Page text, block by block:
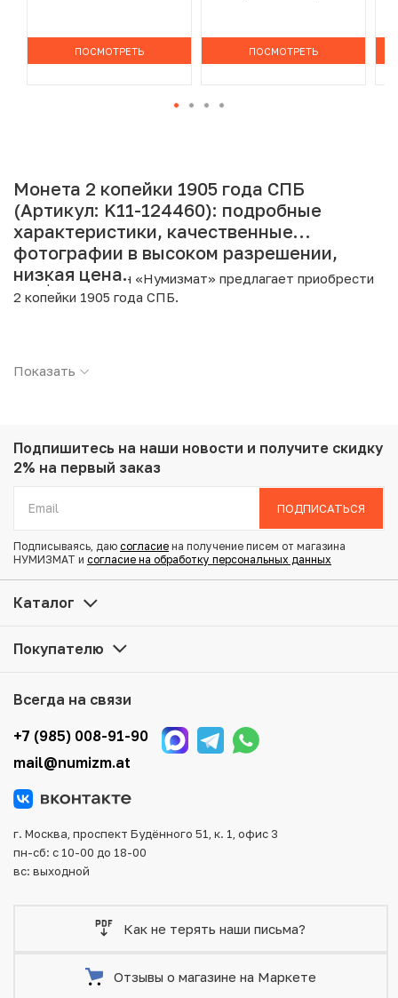
ПОСМОТРЕТЬ ПОСМОТРЕТЬ
Монета 2 копейки 1905 года СПБ
(Артикул: K11-124460): подробные
характеристики, качественные
фотографии в высоком разрешении,
низкая цена.
Интернет магазин «Нумизмат» предлагает приобрести
2 копейки 1905 года СПБ.
Страна: Российская Империя
Металл: Медь
Вес: 6.52 г
Состояние: VF
Купить 2 копейки 1905 года СПБ по привлекательной
цене можно в нашем интернет-магазине — Вам
достаточно оформить заказ на сайте. Все монеты,
Для вашего удобства представлены несколько способов
оплаты и доставки заказа. Все отправления надежно и
тщательно упаковываются, что исключает возможность
повреждения во время доставки.
Показать
Подпишитесь на наши новости и получите скидку
2% на первый заказ
ПОДПИСАТЬСЯ
Подписываясь, даю согласие на получение писем от магазина
НУМИЗМАТ и согласие на обработку персональных данных
Каталог
Покупателю
Всегда на связи
+7 (985) 008-91-90
mail@numizm.at
г. Москва, проспект Будённого 51, к. 1, офис 3
пн-сб: с 10-00 до 18-00
вс: выходной
Как не терять наши письма?
Отзывы о магазине на Маркете